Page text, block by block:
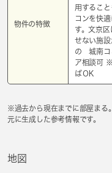
物件の特徴
用するこ
コンを快
す。文京
せない施
の 城南コ
ア相談可
ばОK
※過去から現在までに部屋まる
元に生成した参考情報です。
地図